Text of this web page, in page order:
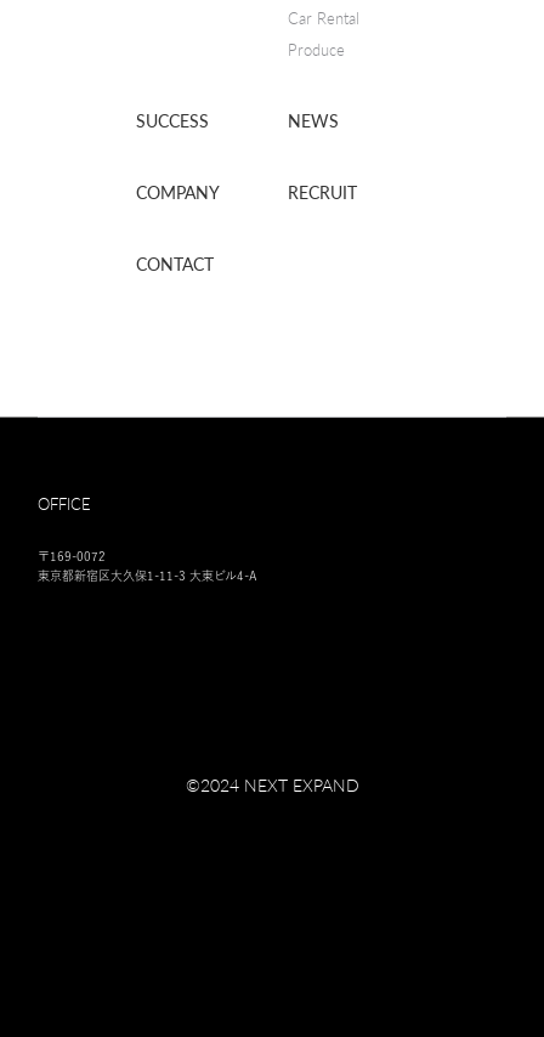
Car Rental
Produce
SUCCESS NEWS
COMPANY RECRUIT
CONTACT
OFFICE
〒169-0072
東京都新宿区大久保1-11-3 大東ビル4-A
©︎2024 NEXT EXPAND